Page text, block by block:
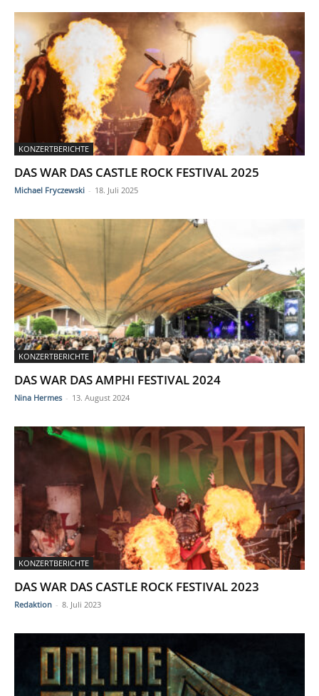
KONZERTBERICHTE
DAS WAR DAS CASTLE ROCK FESTIVAL 2025
Michael Fryczewski - 18. Juli 2025
KONZERTBERICHTE
DAS WAR DAS AMPHI FESTIVAL 2024
Nina Hermes - 13. August 2024
KONZERTBERICHTE
DAS WAR DAS CASTLE ROCK FESTIVAL 2023
Redaktion - 8. Juli 2023